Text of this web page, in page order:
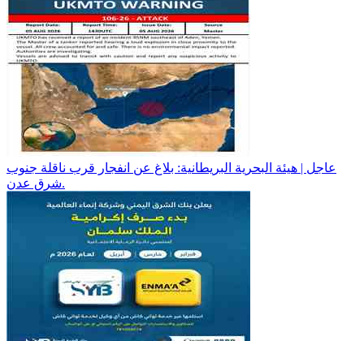
عاجل | هيئة البحرية البريطانية: بلاغ عن انفجار قرب ناقلة جنوب
شرق عدن.